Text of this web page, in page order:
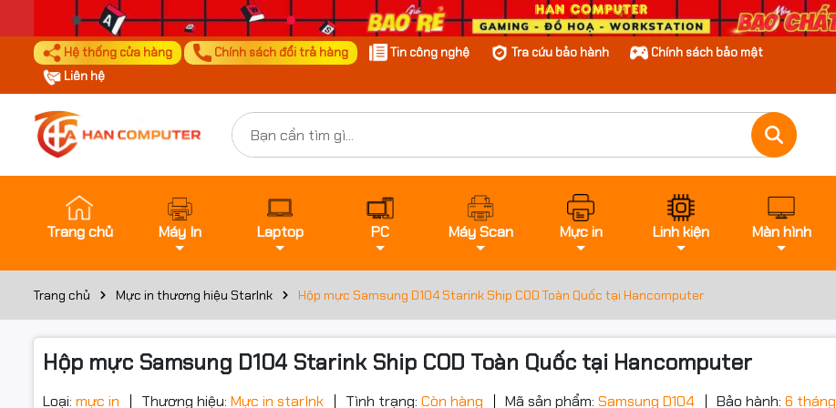
Hệ thống cửa hàng Chính sách đổi trả hàng Tin công nghệ Tra cứu bảo hành
Chính sách bảo mật
Liên hệ
Trang chủ Máy In Laptop PC Máy Scan Mực in Linh kiện Màn hình
Trang chủ Mực in thương hiệu StarInk Hộp mực Samsung D104 Starink Ship COD Toàn Quốc tại Hancomputer
Hộp mực Samsung D104 Starink Ship COD Toàn Quốc tại Hancomputer
Loại: mực in Thương hiệu: Mực in starInk Tình trạng: Còn hàng Mã sản phẩm: Samsung D104 Bảo hành: 6 tháng